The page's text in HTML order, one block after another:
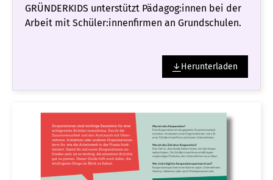
GRÜNDERKIDS unterstützt Pädagog:innen bei der
Arbeit mit Schüler:innenfirmen an Grundschulen.
Herunterladen